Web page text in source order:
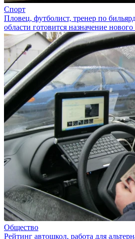
Спорт
Пловец, футболист, тренер по
области готовится назначение
Общество
Рейтинг автошкол, работа для